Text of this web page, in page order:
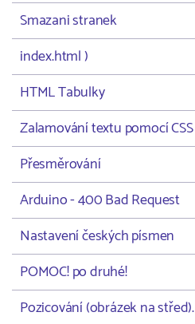
Smazani stranek
index.html )
HTML Tabulky
Zalamování textu pomocí CSS
Přesměrování
Arduino - 400 Bad Request
Nastavení českých písmen
POMOC! po druhé!
Pozicování (obrázek na střed).